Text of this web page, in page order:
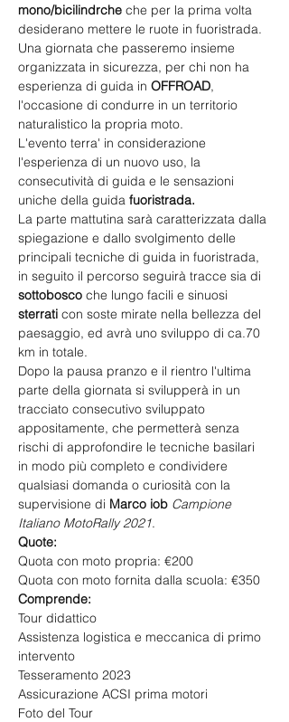
mono/bicilindrche che per la prima volta
desiderano mettere le ruote in fuoristrada.
Una giornata che passeremo insieme
organizzata in sicurezza, per chi non ha
esperienza di guida in OFFROAD,
l'occasione di condurre in un territorio
naturalistico la propria moto.
L'evento terra' in considerazione
l'esperienza di un nuovo uso, la
consecutività di guida e le sensazioni
uniche della guida fuoristrada.
La parte mattutina sarà caratterizzata dalla
spiegazione e dallo svolgimento delle
principali tecniche di guida in fuoristrada,
in seguito il percorso seguirà tracce sia di
sottobosco che lungo facili e sinuosi
sterrati con soste mirate nella bellezza del
paesaggio, ed avrà uno sviluppo di ca.70
km in totale.
Dopo la pausa pranzo e il rientro l'ultima
parte della giornata si svilupperà in un
tracciato consecutivo sviluppato
appositamente, che permetterà senza
rischi di approfondire le tecniche basilari
in modo più completo e condividere
qualsiasi domanda o curiosità con la
supervisione di Marco iob Campione
Italiano MotoRally 2021.
Quote:
Quota con moto propria: €200
Quota con moto fornita dalla scuola: €350
Comprende:
Tour didattico
Assistenza logistica e meccanica di primo
intervento
Tesseramento 2023
Assicurazione ACSI prima motori
Foto del Tour